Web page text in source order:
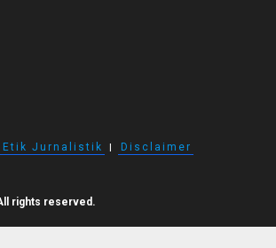
Etik Jurnalistik I Disclaimer
rights reserved.